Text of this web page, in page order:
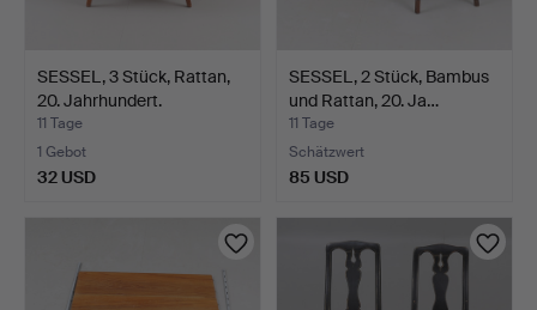
SESSEL, 3 Stück, Rattan,
20. Jahrhundert.
11 Tage
1 Gebot
32 USD
SESSEL, 2 Stück, Bambus
und Rattan, 20. Ja…
11 Tage
Schätzwert
85 USD